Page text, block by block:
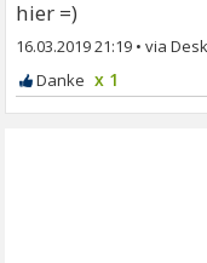
hier =)
16.03.2019 21:19 •
x 1